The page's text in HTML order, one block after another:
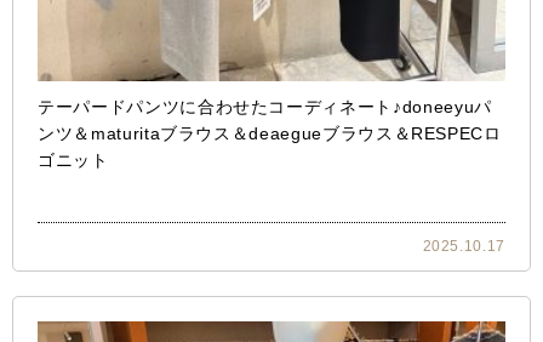
テーパードパンツに合わせたコーディネート♪doneeyuパ
ンツ＆maturitaブラウス＆deaegueブラウス＆RESPECロ
ゴニット
2025.10.17